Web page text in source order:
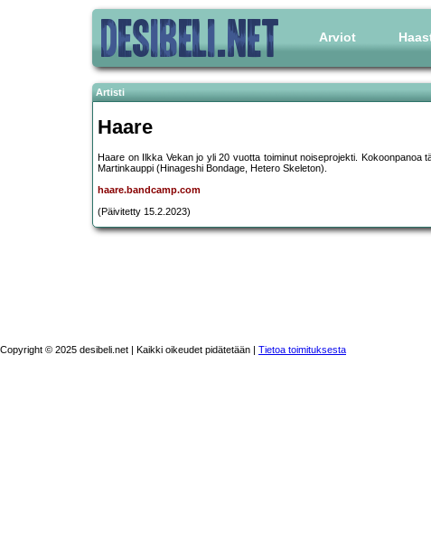
Arviot
Artisti
Haare
Haare on Ilkka Vekan jo yli 20 vuotta toiminut noiseprojekti.
Martinkauppi (Hinageshi Bondage, Hetero Skeleton).
haare.bandcamp.com
(Päivitetty 15.2.2023)
Copyright © 2025 desibeli.net | Kaikki oikeudet pidätetään | Tietoa toimituksesta